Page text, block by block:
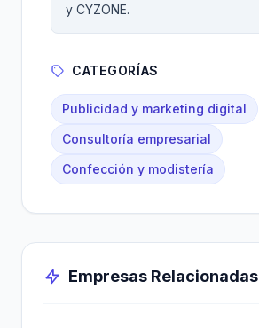
y CYZONE.
CATEGORÍAS
Publicidad y marketing digital
Consultoría empresarial
Confección y modistería
Empresas Relacionadas